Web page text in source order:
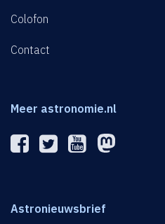
Colofon
Contact
Meer astronomie.nl
Astronieuwsbrief